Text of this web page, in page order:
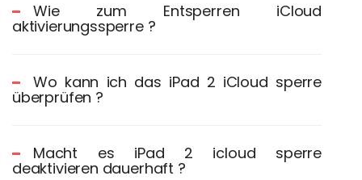
Wie zum Entsperren iCloud
aktivierungssperre ?
Wo kann ich das iPad 2 iCloud sperre
überprüfen ?
Macht es iPad 2 icloud sperre
deaktivieren dauerhaft ?